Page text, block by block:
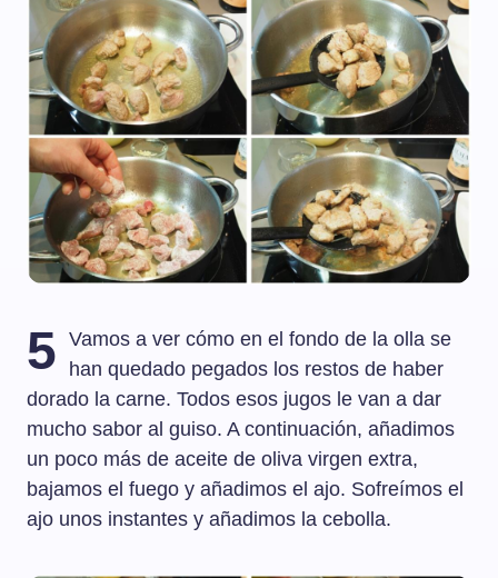
5
Vamos a ver cómo en el fondo de la olla se
han quedado pegados los restos de haber
dorado la carne. Todos esos jugos le van a dar
mucho sabor al guiso. A continuación, añadimos
un poco más de aceite de oliva virgen extra,
bajamos el fuego y añadimos el ajo. Sofreímos el
ajo unos instantes y añadimos la cebolla.